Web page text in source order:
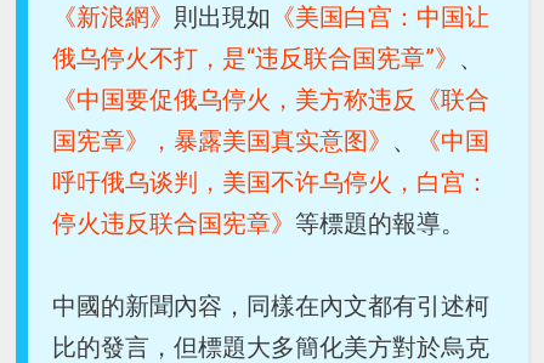
《新浪網》 則出現如 《美国白宫：中国让
俄乌停火不打，是“违反联合国宪章”》 、
《中国要促俄乌停火，美方称违反《联合
国宪章》，暴露美国真实意图》 、
《中国
呼吁俄乌谈判，美国不许乌停火，白宫：
停火违反联合国宪章》等標題的報導。
中國的新聞內容，同樣在內文都有引述柯
比的發言，但標題大多簡化美方對於烏克